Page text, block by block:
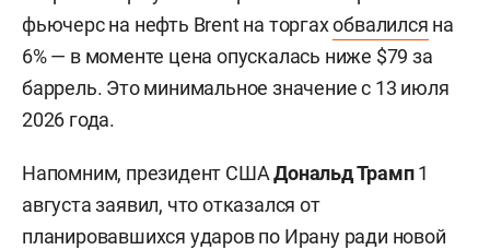
фьючерс на нефть Brent на торгахобвалился на
6% — в моменте цена опускалась ниже $79 за
баррель. Это минимальное значение с 13 июля
2026 года.
Напомним, президент СШАДональд Трамп1
августа заявил, что отказался от
планировавшихся ударов по Ирану ради новой